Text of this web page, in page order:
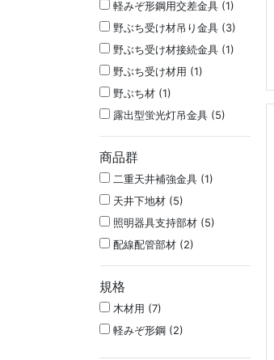
軽みぞ形鋼用交差金具 (1)
野ぶち受け材吊り金具 (3)
野ぶち受け材接続金具 (1)
野ぶち受け材用 (1)
野ぶち材 (1)
露出型蛍光灯吊金具 (5)
商品群
二重天井補強金具 (1)
天井下地材 (5)
照明器具支持部材 (5)
配線配管部材 (2)
規格
木材用 (7)
軽みぞ形鋼 (2)